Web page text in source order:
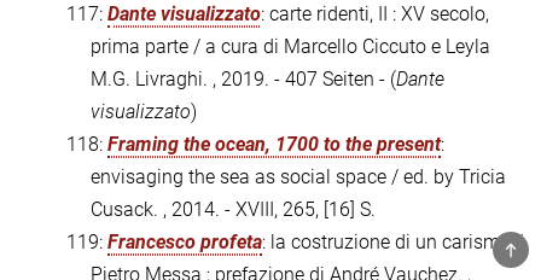
117: Dante visualizzato: carte ridenti, II : XV secolo,
prima parte / a cura di Marcello Ciccuto e Leyla
M.G. Livraghi. , 2019. - 407 Seiten - (Dante
visualizzato)
118: Framing the ocean, 1700 to the present:
envisaging the sea as social space / ed. by Tricia
Cusack. , 2014. - XVIII, 265, [16] S.
119: Francesco profeta: la costruzione di un carisma /
Pietro Messa ; prefazione di André Vauchez. ,
TOP